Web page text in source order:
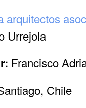
arquitectos
Urrejola
Francisco
Chile